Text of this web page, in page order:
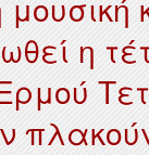
η